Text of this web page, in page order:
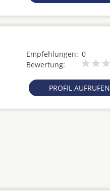
Empfehlungen: 0
Bewertung:
PROFIL AUFRUFEN